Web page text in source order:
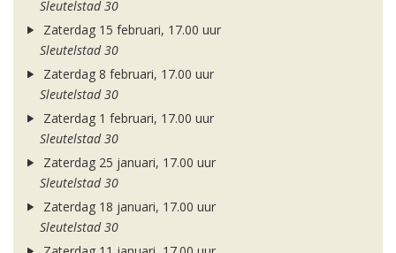
Sleutelstad 30
Zaterdag 15 februari, 17.00 uur
Sleutelstad 30
Zaterdag 8 februari, 17.00 uur
Sleutelstad 30
Zaterdag 1 februari, 17.00 uur
Sleutelstad 30
Zaterdag 25 januari, 17.00 uur
Sleutelstad 30
Zaterdag 18 januari, 17.00 uur
Sleutelstad 30